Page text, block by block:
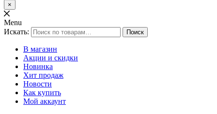
×
Menu
Искать:
Поиск
В магазин
Акции и скидки
Новинка
Хит продаж
Новости
Как купить
Мой аккаунт